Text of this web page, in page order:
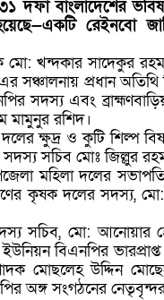
দফা বাংলাদেশের
রেইনবো
খন্দকার সাদেকুর
সঞ্চালনায় প্রধান
সদস্য এবং
মামুনুর রশিদ।
দলের ক্ষুদ্র ও কুটি শিল্প
সচিব মোঃ জিল্লুর
মহিলা দলের
কৃষক দলের সদস্য, মো:
সচিব, মো: আনোয়ার
বিএনপির
মোছলেহ উদ্দিন
অঙ্গ সংগঠনের